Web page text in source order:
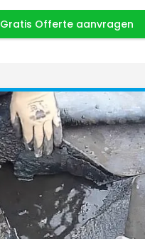
Gratis Offerte aanvragen